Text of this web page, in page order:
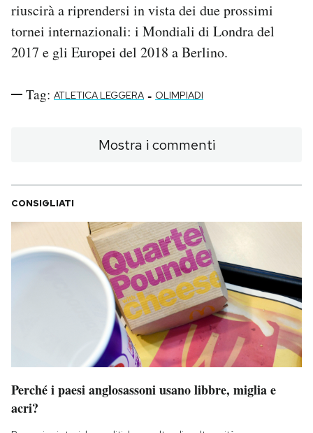
riuscirà a riprendersi in vista dei due prossimi
tornei internazionali: i Mondiali di Londra del
2017 e gli Europei del 2018 a Berlino.
Tag: ATLETICA LEGGERA - OLIMPIADI
Mostra i commenti
CONSIGLIATI
Perché i paesi anglosassoni usano libbre, miglia e
acri?